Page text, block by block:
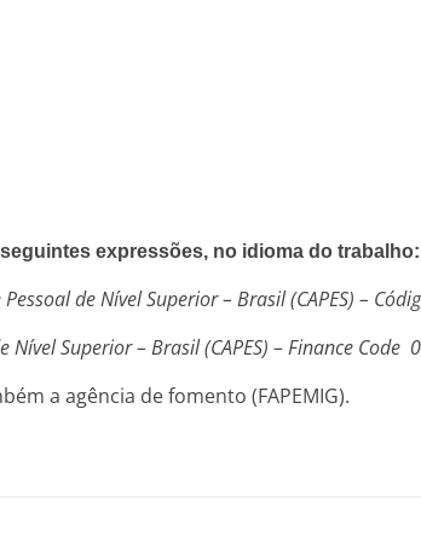
expressões, no idioma do trabalho:
de Nível Superior – Brasil (CAPES) –
Superior – Brasil (CAPES) – Finance Code
a agência de fomento (FAPEMIG).